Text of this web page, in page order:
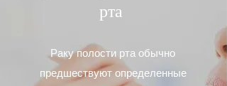
рта
Раку полости рта обычно
предшествуют определенные